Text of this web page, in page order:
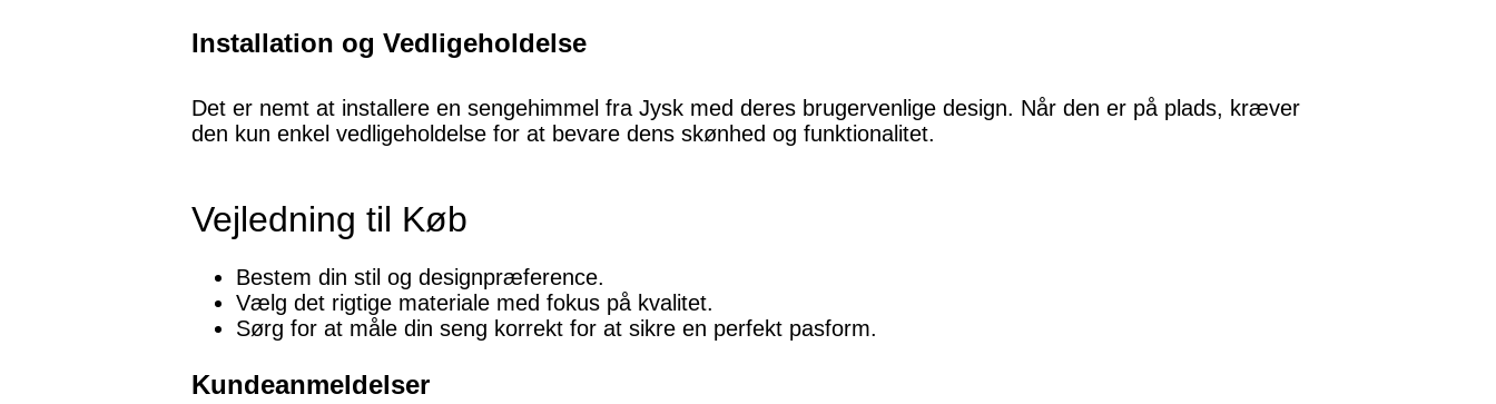
Installation og Vedligeholdelse
Det er nemt at installere en sengehimmel fra Jysk med deres brugervenlige design. Når den er på plads, kræver
den kun enkel vedligeholdelse for at bevare dens skønhed og funktionalitet.
Vejledning til Køb
Bestem din stil og designpræference.
Vælg det rigtige materiale med fokus på kvalitet.
Sørg for at måle din seng korrekt for at sikre en perfekt pasform.
Kundeanmeldelser